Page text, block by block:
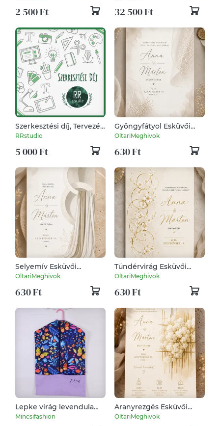
egyedi karácsonyi
dekoráció
2 500 Ft 32 500 Ft
Szerkesztési díj, Tervezés,
Szerkesztés, Grafika,
RRstudio
5 000 Ft
Gyöngyfátyol Esküvői
Meghívó
OltariMeghivok
630 Ft
Selyemív Esküvői
Meghívó
OltariMeghivok
630 Ft
Tündérvirág Esküvői
Meghívó
OltariMeghivok
630 Ft
Lepke virág levendula
Ovis zsák
Mincsifashion
Aranyrezgés Esküvői
Meghívó
OltariMeghivok